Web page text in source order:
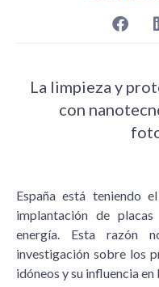
La limpieza y
con
España está teniendo
implantación de
energía. Esta razón
investigación sobre los
idóneos y su influencia